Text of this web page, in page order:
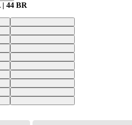
| 44 BR
25X32 USA | 36 BR
27X32 USA | 38 BR
29X32 USA | 40 BR
31X32 USA | 42 BR
33X32 USA | 44 BR
25X30 USA | 36 BR
27X30 USA | 38 BR
29X30 USA | 40 BR
31X30 USA | 42 BR
33X30 USA | 44 BR